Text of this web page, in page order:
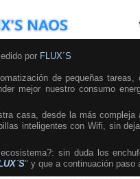
por FLUX´S
de pequeñas
mejor nuestro consumo
casa, desde la más
inteligentes con Wifi, sin
sin duda los
" y que a continuación paso